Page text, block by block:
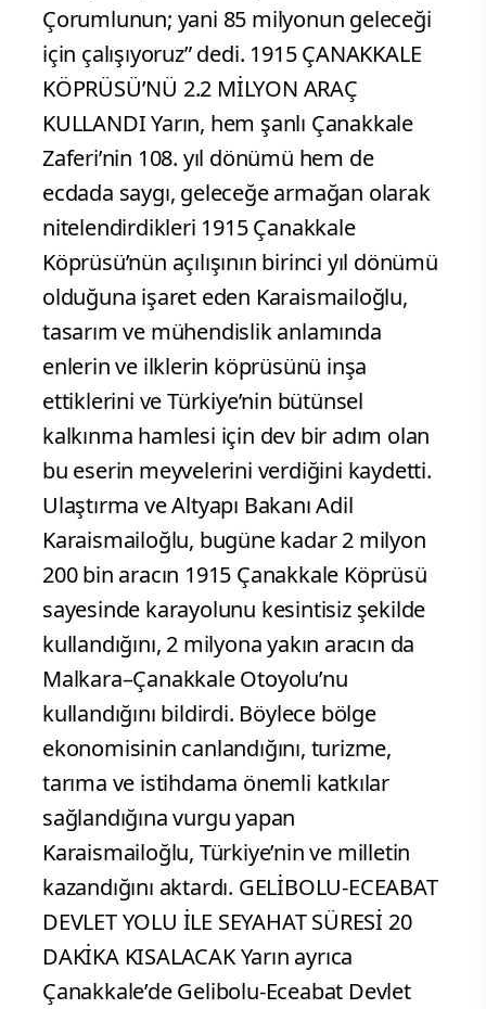
Çorumlunun; yani 85 milyonun geleceği
için çalışıyoruz” dedi. 1915 ÇANAKKALE
KÖPRÜSÜ’NÜ 2.2 MİLYON ARAÇ
KULLANDI Yarın, hem şanlı Çanakkale
Zaferi’nin 108. yıl dönümü hem de
ecdada saygı, geleceğe armağan olarak
nitelendirdikleri 1915 Çanakkale
Köprüsü’nün açılışının birinci yıl dönümü
olduğuna işaret eden Karaismailoğlu,
tasarım ve mühendislik anlamında
enlerin ve ilklerin köprüsünü inşa
ettiklerini ve Türkiye’nin bütünsel
kalkınma hamlesi için dev bir adım olan
bu eserin meyvelerini verdiğini kaydetti.
Ulaştırma ve Altyapı Bakanı Adil
Karaismailoğlu, bugüne kadar 2 milyon
200 bin aracın 1915 Çanakkale Köprüsü
sayesinde karayolunu kesintisiz şekilde
kullandığını, 2 milyona yakın aracın da
Malkara–Çanakkale Otoyolu’nu
kullandığını bildirdi. Böylece bölge
ekonomisinin canlandığını, turizme,
tarıma ve istihdama önemli katkılar
sağlandığına vurgu yapan
Karaismailoğlu, Türkiye’nin ve milletin
kazandığını aktardı. GELİBOLU-ECEABAT
DEVLET YOLU İLE SEYAHAT SÜRESİ 20
DAKİKA KISALACAK Yarın ayrıca
Çanakkale’de Gelibolu-Eceabat Devlet